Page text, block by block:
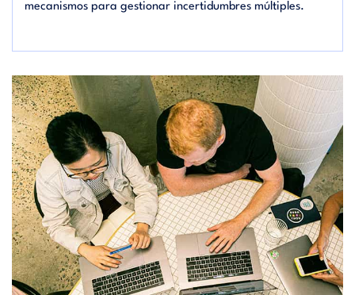
mecanismos para gestionar incertidumbres múltiples.